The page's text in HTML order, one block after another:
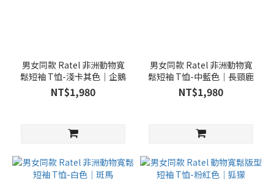
男女同款 Ratel 非洲動物寬
鬆短袖 T恤-淺卡其色｜企鵝
NT$1,980
男女同款 Ratel 非洲動物寬
鬆短袖 T恤-中藍色｜長頸鹿
NT$1,980